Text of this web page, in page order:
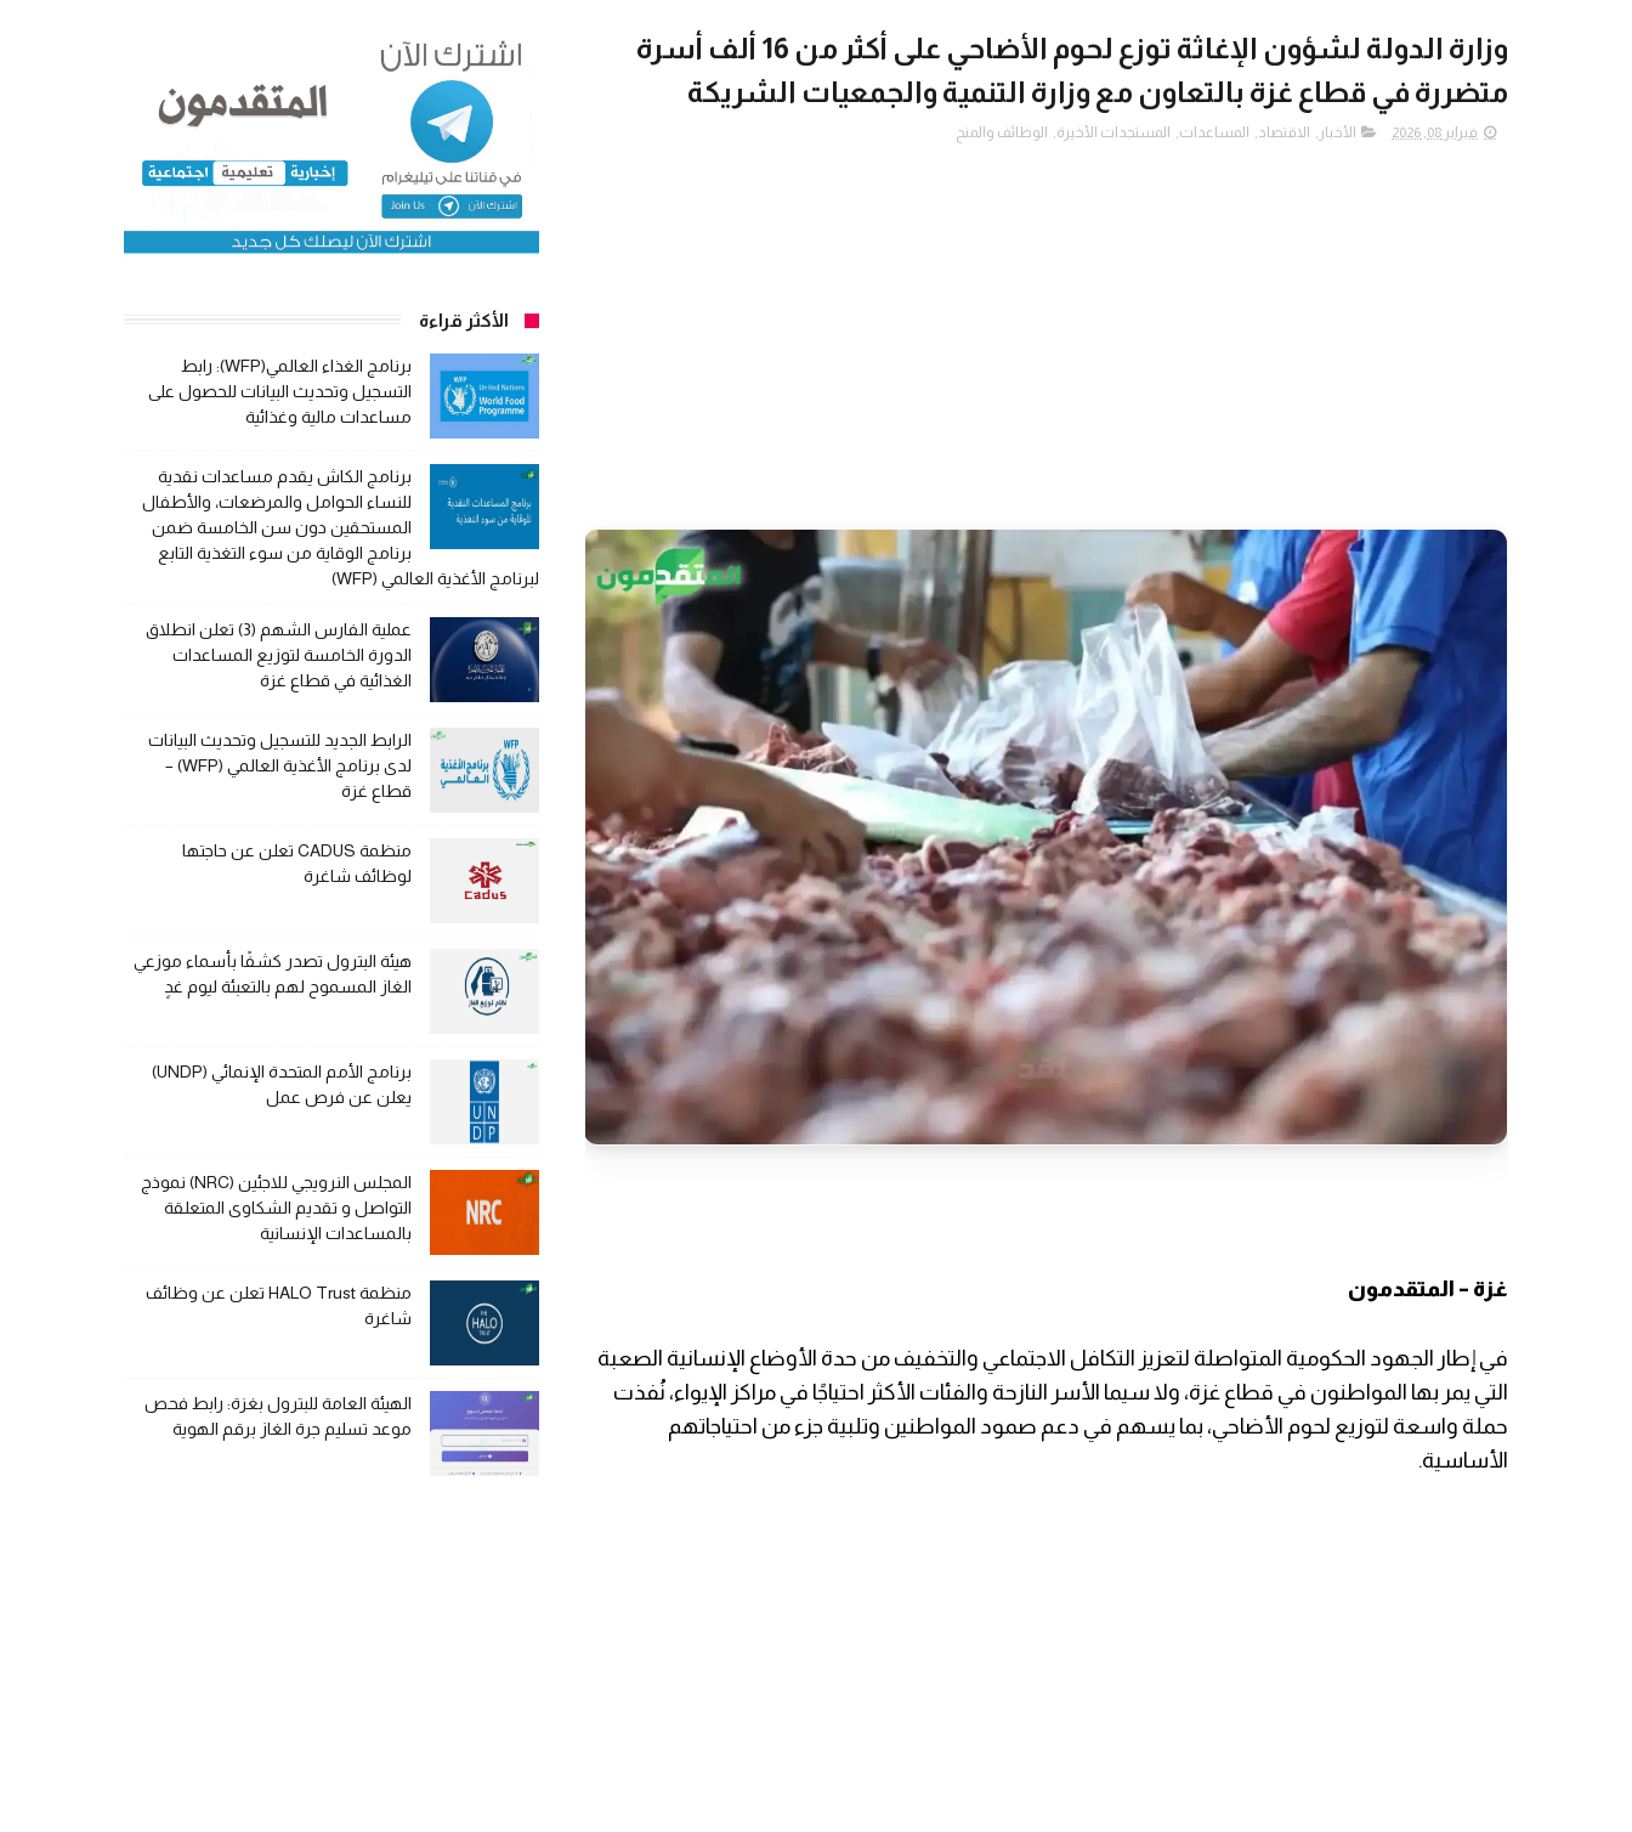
وزارة الدولة لشؤون الإغاثة توزع لحوم الأضاحي على أكثر من 16 ألف أسرة
متضررة في قطاع غزة بالتعاون مع وزارة التنمية والجمعيات الشريكة
فبراير 08, 2026 الأخبار , الاقتصاد, المساعدات, المستجدات الأخيرة, الوظائف والمنح
غزة – المتقدمون
في إطار الجهود الحكومية المتواصلة لتعزيز التكافل الاجتماعي والتخفيف من حدة الأوضاع الإنسانية الصعبة
التي يمر بها المواطنون في قطاع غزة، ولا سيما الأسر النازحة والفئات الأكثر احتياجًا في مراكز الإيواء، نُفذت
حملة واسعة لتوزيع لحوم الأضاحي، بما يسهم في دعم صمود المواطنين وتلبية جزء من احتياجاتهم
الأساسية.
الأكثر قراءة
برنامج الغذاء العالمي(WFP): رابط
التسجيل وتحديث البيانات للحصول على
مساعدات مالية وغذائية
برنامج الكاش يقدم مساعدات نقدية
للنساء الحوامل والمرضعات، والأطفال
المستحقين دون سن الخامسة ضمن
برنامج الوقاية من سوء التغذية التابع
لبرنامج الأغذية العالمي (WFP)
عملية الفارس الشهم (3) تعلن انطلاق
الدورة الخامسة لتوزيع المساعدات
الغذائية في قطاع غزة
الرابط الجديد للتسجيل وتحديث البيانات
لدى برنامج الأغذية العالمي (WFP) –
قطاع غزة
منظمة CADUS تعلن عن حاجتها
لوظائف شاغرة
هيئة البترول تصدر كشفًا بأسماء موزعي
الغاز المسموح لهم بالتعبئة ليوم غدٍ
برنامج الأمم المتحدة الإنمائي (UNDP)
يعلن عن فرص عمل
المجلس النرويجي للاجئين (NRC) نموذج
التواصل و تقديم الشكاوى المتعلقة
بالمساعدات الإنسانية
منظمة HALO Trust تعلن عن وظائف
شاغرة
الهيئة العامة للبترول بغزة: رابط فحص
موعد تسليم جرة الغاز برقم الهوية